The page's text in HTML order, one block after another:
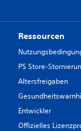
Ressourcen
PS Store-
Altersfreigaben
Entwickler
Offizielles